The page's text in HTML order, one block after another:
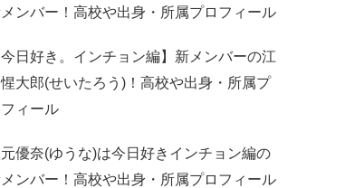
ンバー！高校や出身・所属プロフィール
今日好き。インチョン編】新メンバーの江
大郎(せいたろう)！高校や出身・所属プ
フィール
優奈(ゆうな)は今日好きインチョン編の
ンバー！高校や出身・所属プロフィール